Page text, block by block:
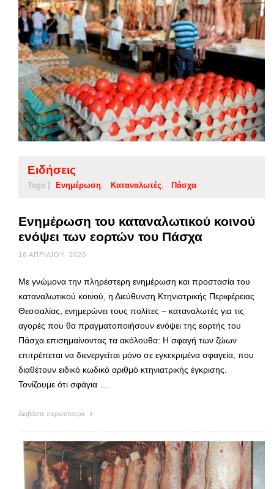
Ειδήσεις
Tags | Ενημέρωση Καταναλωτές Πάσχα
Ενημέρωση του καταναλωτικού κοινού
ενόψει των εορτών του Πάσχα
16 ΑΠΡΙΛΊΟΥ, 2020
Με γνώμονα την πληρέστερη ενημέρωση και προστασία του
καταναλωτικού κοινού, η Διεύθυνση Κτηνιατρικής Περιφέρειας
Θεσσαλίας, ενημερώνει τους πολίτες – καταναλωτές για τις
αγορές που θα πραγματοποιήσουν ενόψει της εορτής του
Πάσχα επισημαίνοντας τα ακόλουθα: Η σφαγή των ζώων
επιτρέπεται να διενεργείται μόνο σε εγκεκριμένα σφαγεία, που
διαθέτουν ειδικό κωδικό αριθμό κτηνιατρικής έγκρισης.
Τονίζουμε ότι σφάγια …
Διαβάστε περισσότερα